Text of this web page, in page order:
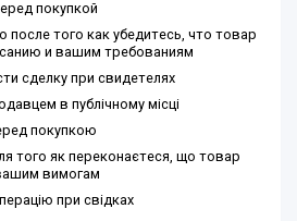
покупкой
после того как убедитесь, что товар
и вашим требованиям
сделку при свидетелях
в публічному місці
покупкою
того як переконаєтеся, що товар
вимогам
при свідках